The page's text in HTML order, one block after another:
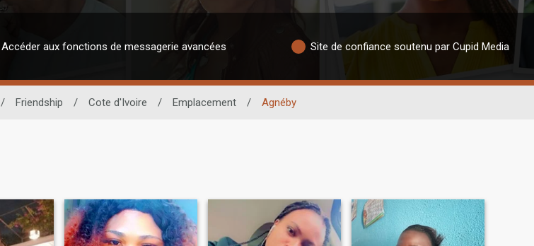
Accéder aux fonctions de messagerie avancées Site de confiance soutenu par Cupid Media
/ Friendship / Cote d'Ivoire / Emplacement / Agnéby